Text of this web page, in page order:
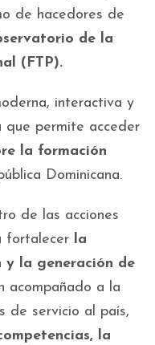
de hacedores de
de la
(FTP).
interactiva y
que permite acceder
la formación
Dominicana.
de las acciones
fortalecer la
y la generación de
acompañado a la
de servicio al país,
la